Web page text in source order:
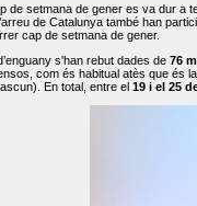
de setmana de gener es va dur a
de Catalunya també han
cap de setmana de gener.
s'han rebut dades de 76
com és habitual atès que és
En total, entre el 19 i el 25